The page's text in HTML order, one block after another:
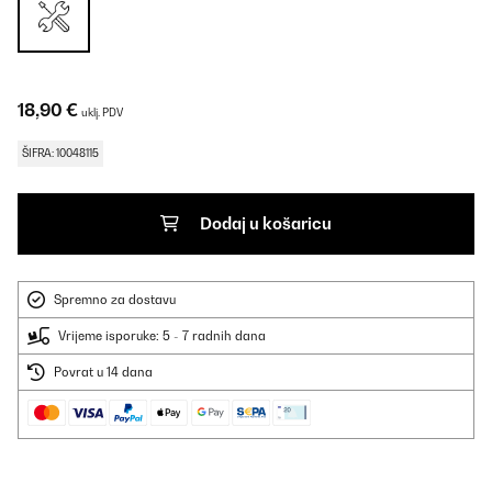
18,90 € uklj. PDV
ŠIFRA: 10048115
Dodaj u košaricu
Spremno za dostavu
Vrijeme isporuke: 5 - 7 radnih dana
Povrat u 14 dana